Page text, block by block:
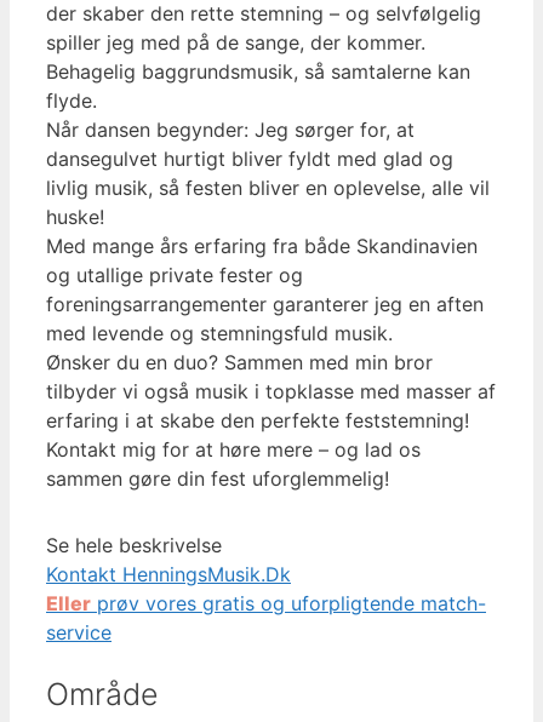
der skaber den rette stemning – og selvfølgelig
spiller jeg med på de sange, der kommer.
Behagelig baggrundsmusik, så samtalerne kan
flyde.
Når dansen begynder: Jeg sørger for, at
dansegulvet hurtigt bliver fyldt med glad og
livlig musik, så festen bliver en oplevelse, alle vil
huske!
Med mange års erfaring fra både Skandinavien
og utallige private fester og
foreningsarrangementer garanterer jeg en aften
med levende og stemningsfuld musik.
Ønsker du en duo? Sammen med min bror
tilbyder vi også musik i topklasse med masser af
erfaring i at skabe den perfekte feststemning!
Kontakt mig for at høre mere – og lad os
sammen gøre din fest uforglemmelig!
Se hele beskrivelse
Kontakt HenningsMusik.Dk
Eller prøv vores gratis og uforpligtende match-
service
Område